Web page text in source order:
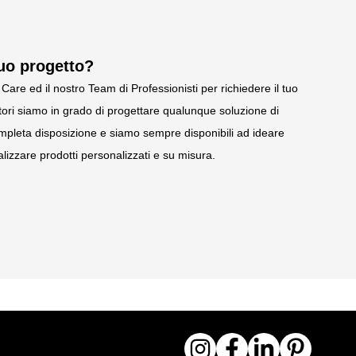
laserata e
di cm. 3x3 con
saldature
S235JR UNI EN
progetto?
ed il nostro Team di Professionisti per richiedere il tuo
siamo in grado di progettare qualunque soluzione di
disposizione e siamo sempre disponibili ad ideare
prodotti personalizzati e su misura.